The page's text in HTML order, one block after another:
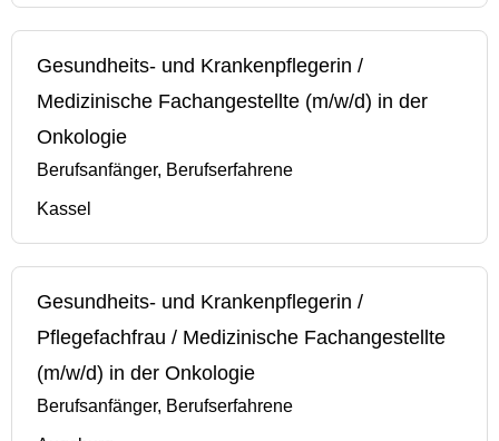
Gesundheits- und Krankenpflegerin /
Medizinische Fachangestellte (m/w/d) in der
Onkologie
Berufsanfänger, Berufserfahrene
Kassel
Gesundheits- und Krankenpflegerin /
Pflegefachfrau / Medizinische Fachangestellte
(m/w/d) in der Onkologie
Berufsanfänger, Berufserfahrene